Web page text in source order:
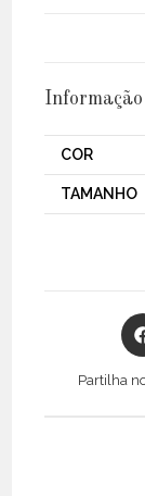
COR
TAMANHO
in
Partilha